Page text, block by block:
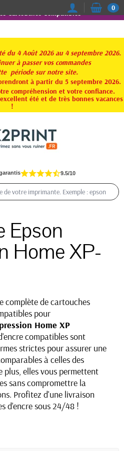
Cartouches Compatibles
du 4 Août 2026 au 4 septembre 2026.
à passer vos commandes
période sur notre site.
à partir du 5 septembre 2026.
compréhension et votre confiance.
été et de très bonnes vacances
!
0
9.5/10
Epson
Home XP-
complète de cartouches
pour
Home XP
compatibles sont
strictes pour assurer une
à celles des
plus, elles vous permettent
sans compromettre la
Profitez d'une livraison
d'encre sous 24/48 !